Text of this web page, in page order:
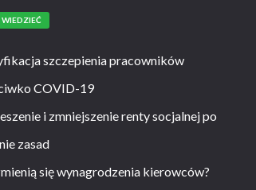
szczepienia pracowników
COVID-19
i zmniejszenie renty socjalnej po
zasad
się wynagrodzenia kierowców?